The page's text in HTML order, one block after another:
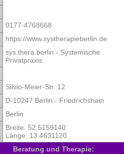
0177-4768668
https://www.systherapieberlin.de
sys.thera.berlin - Systemische
Privatpraxis
Silvio-Meier-Str. 12
D-10247 Berlin - Friedrichshain
Berlin
Breite: 52.5159140
Länge: 13.4631120
Beratung und Therapie: